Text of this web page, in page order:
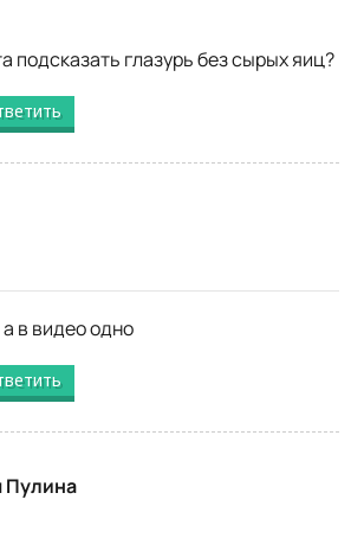
подсказать глазурь без сырых яиц?
в видео одно
Пулина